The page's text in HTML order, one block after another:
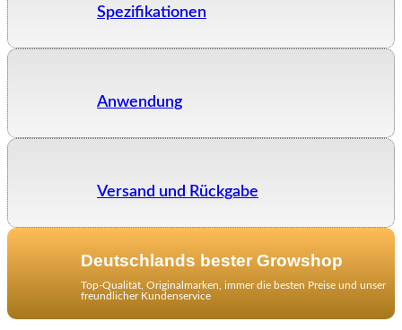
Spezifikationen
Anwendung
Versand und Rückgabe
Deutschlands bester Growshop
Top-Qualität, Originalmarken, immer die besten Preise und unser
freundlicher Kundenservice